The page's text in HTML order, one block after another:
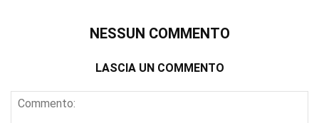
NESSUN COMMENTO
LASCIA UN COMMENTO